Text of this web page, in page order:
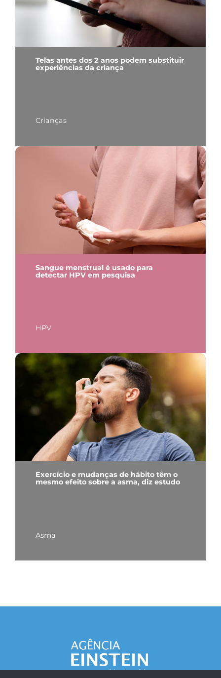
Telas antes dos 2 anos podem substituir
experiências da criança
Crianças
Sangue menstrual é usado para
detectar HPV em pesquisa
HPV
Exercício e mudanças de hábito têm o
mesmo efeito sobre a asma, diz estudo
Asma